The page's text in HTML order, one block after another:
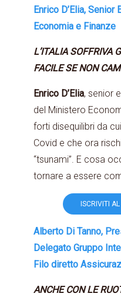
Enrico D’Elia,
Economia e Finanze
L’ITALIA SOFFRIVA
FACILE SE NON
Enrico D’Elia, senior
del Ministero
forti disequilibri da
Covid e che ora
“tsunami”. E cosa
tornare a essere
ISCRIVITI
Alberto Di Tanno,
Delegato Gruppo
Filo diretto
ANCHE CON LE